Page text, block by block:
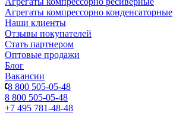
Агрегаты компрессорно конденсаторные
Наши клиенты
Отзывы покупателей
Стать партнером
Оптовые продажи
Блог
Вакансии
8 800 505-05-48
8 800 505-05-48
+7 495 781-48-48